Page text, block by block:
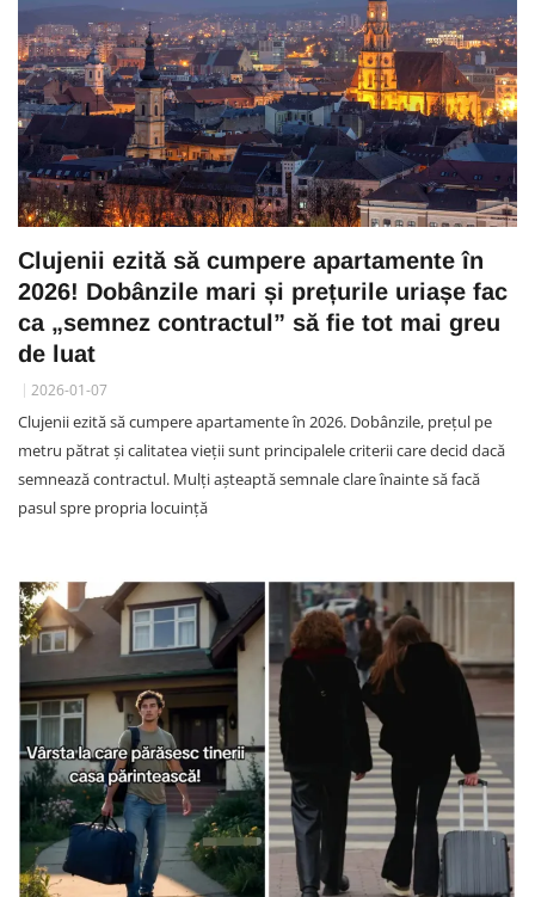
Clujenii ezită să cumpere apartamente în
2026! Dobânzile mari și prețurile uriașe fac
ca „semnez contractul” să fie tot mai greu
de luat
2026-01-07
Clujenii ezită să cumpere apartamente în 2026. Dobânzile, prețul pe
metru pătrat și calitatea vieții sunt principalele criterii care decid dacă
semnează contractul. Mulți așteaptă semnale clare înainte să facă
pasul spre propria locuință